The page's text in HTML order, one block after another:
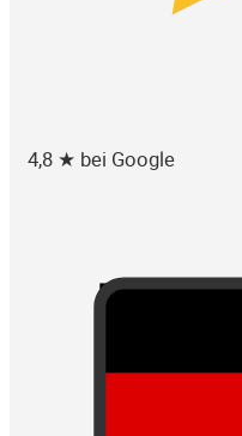
4,8 ★ bei Google